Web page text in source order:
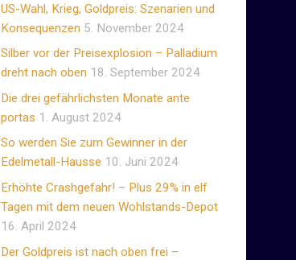
US-Wahl, Krieg, Goldpreis: Szenarien und
Konsequenzen 5. November 2024
Silber vor der Preisexplosion – Palladium
dreht nach oben 18. September 2024
Die drei gefährlichsten Monate ante
portas 1. August 2024
So werden Sie zum Gewinner in der
Edelmetall-Hausse 10. Juni 2024
Erhöhte Crashgefahr! – Plus 29% in elf
Tagen mit dem neuen Wohlstands-Depot
16. April 2024
Der Goldpreis ist nach oben frei –